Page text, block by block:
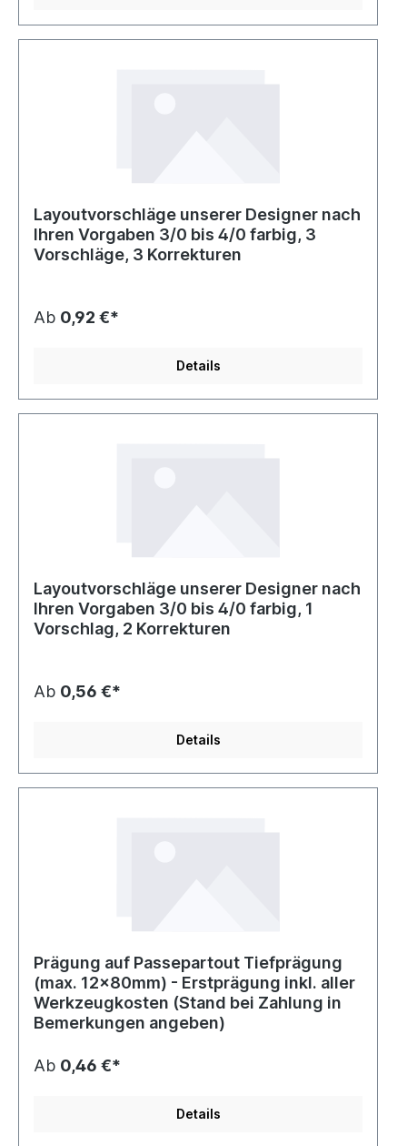
Layoutvorschläge unserer Designer nach
Ihren Vorgaben 3/0 bis 4/0 farbig, 3
Vorschläge, 3 Korrekturen
Ab 0,92 €*
Details
Layoutvorschläge unserer Designer nach
Ihren Vorgaben 3/0 bis 4/0 farbig, 1
Vorschlag, 2 Korrekturen
Ab 0,56 €*
Details
Prägung auf Passepartout Tiefprägung
(max. 12x80mm) - Erstprägung inkl. aller
Werkzeugkosten (Stand bei Zahlung in
Bemerkungen angeben)
Ab 0,46 €*
Details